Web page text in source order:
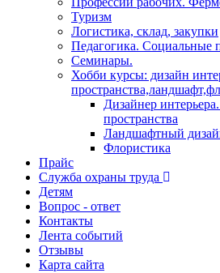
Туризм
Логистика, склад, закупки
Педагогика. Социальные
Семинары.
Хобби курсы: дизайн
Дизайнер
пространства
Ландшафтный
Флористика
Прайс
Служба охраны труда
Детям
Вопрос - ответ
Контакты
Лента событий
Отзывы
Карта сайта